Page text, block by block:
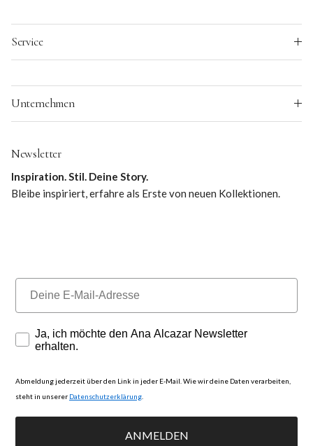
Service
Unternehmen
Newsletter
Inspiration. Stil. Deine Story.
Bleibe inspiriert, erfahre als Erste von neuen Kollektionen.
Deine E-Mail-Adresse
Newsletter-Einwilligung
Ja, ich möchte den Ana Alcazar Newsletter
erhalten.
Abmeldung jederzeit über den Link in jeder E-Mail. Wie wir deine Daten verarbeiten,
steht in unserer Datenschutzerklärung
ANMELDEN